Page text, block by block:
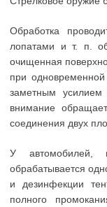
Обработка
лопатами и т. п.
очищенная
при
заметным
внимание
соединения двух
У автомобилей,
обрабатывается
и дезинфекции
полного